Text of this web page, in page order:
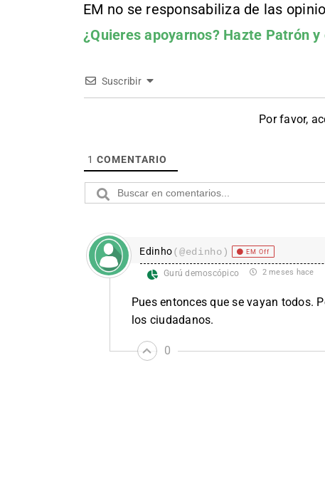
EM no se responsabiliza de las
¿Quieres apoyarnos? Hazte Patrón y
Suscribir
Por favor,
1 COMENTARIO
Edinho(@edinho) EM Off
Gurú demoscópico 2 meses hace
Pues entonces que se vayan todos.
los ciudadanos.
0